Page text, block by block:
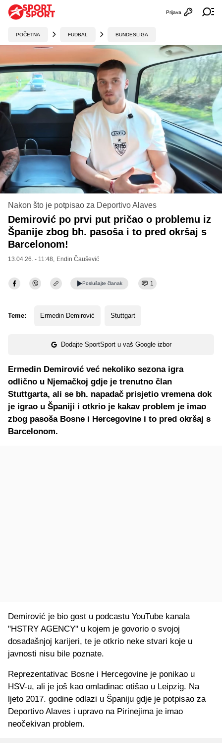
Otvori
Prijava
POČETNA FUDBAL BUNDESLIGA
Nakon što je potpisao za Deportivo Alaves
Demirović po prvi put pričao o problemu iz
Španije zbog bh. pasoša i to pred okršaj s
Barcelonom!
13.04.26. - 11:48, Endin Čaušević
Poslušajte članak 1
Teme: Ermedin Demirović Stuttgart
Dodajte SportSport u vaš Google izbor
Ermedin Demirović već nekoliko sezona igra
odlično u Njemačkoj gdje je trenutno član
Stuttgarta, ali se bh. napadač prisjetio vremena dok
je igrao u Španiji i otkrio je kakav problem je imao
zbog pasoša Bosne i Hercegovine i to pred okršaj s
Barcelonom.
Demirović je bio gost u podcastu YouTube kanala
"HSTRY AGENCY" u kojem je govorio o svojoj
dosadašnjoj karijeri, te je otkrio neke stvari koje u
javnosti nisu bile poznate.
Reprezentativac Bosne i Hercegovine je ponikao u
HSV-u, ali je još kao omladinac otišao u Leipzig. Na
ljeto 2017. godine odlazi u Španiju gdje je potpisao za
Deportivo Alaves i upravo na Pirinejima je imao
neočekivan problem.